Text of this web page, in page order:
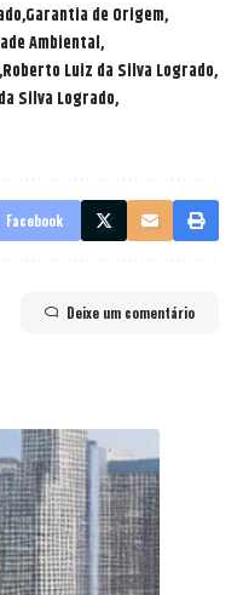
Garantia de Origem
Ambiental
Roberto Luiz da Silva Logrado
Silva Logrado
Facebook
Deixe um comentário